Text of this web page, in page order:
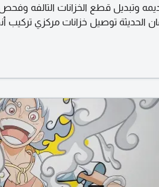
وتبديل قطع الخزانات التالفه
الحديثة توصيل خزانات مركزي